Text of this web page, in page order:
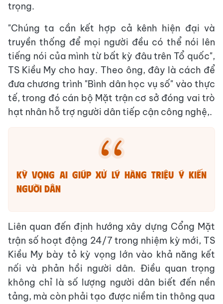
trọng.
"Chúng ta cần kết hợp cả kênh hiện đại và
truyền thống để mọi người đều có thể nói lên
tiếng nói của mình từ bất kỳ đâu trên Tổ quốc",
TS Kiều My cho hay. Theo ông, đây là cách để
đưa chương trình "Bình dân học vụ số" vào thực
tế, trong đó cán bộ Mặt trận cơ sở đóng vai trò
hạt nhân hỗ trợ người dân tiếp cận công nghệ,.
Kỳ vọng AI giúp xử lý hàng triệu ý kiến
người dân
Liên quan đến định hướng xây dựng Cổng Mặt
trận số hoạt động 24/7 trong nhiệm kỳ mới, TS
Kiều My bày tỏ kỳ vọng lớn vào khả năng kết
nối và phản hồi người dân. Điều quan trọng
không chỉ là số lượng người dân biết đến nền
tảng, mà còn phải tạo được niềm tin thông qua